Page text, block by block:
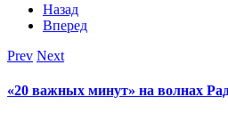
Назад
Вперед
Prev Next
«20 важных минут» на волнах